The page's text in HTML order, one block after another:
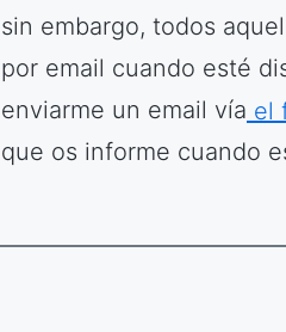
sin embargo, todos
por email cuando esté
enviarme un email vía el
que os informe cuando